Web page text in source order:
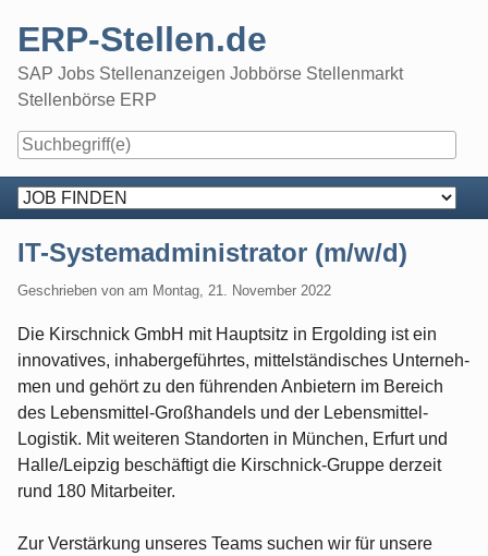
content
ERP-Stellen.de
SAP Jobs Stellenanzeigen Jobbörse Stellenmarkt
Stellenbörse ERP
Navigation
IT-Systemadministrator (m/w/d)
Geschrieben von am Montag, 21. November 2022
Die Kirschnick GmbH mit Hauptsitz in Ergolding ist ein
inno­vatives, inhabergeführtes, mittelständisches Unter­neh­
men und gehört zu den führenden Anbietern im Be­reich
des Lebensmittel-Großhandels und der Lebens­mittel-
Logistik. Mit weiteren Standorten in München, Erfurt und
Halle/Leipzig beschäftigt die Kirschnick-Gruppe derzeit
rund 180 Mitarbeiter.
Zur Verstärkung unseres Teams suchen wir für unsere